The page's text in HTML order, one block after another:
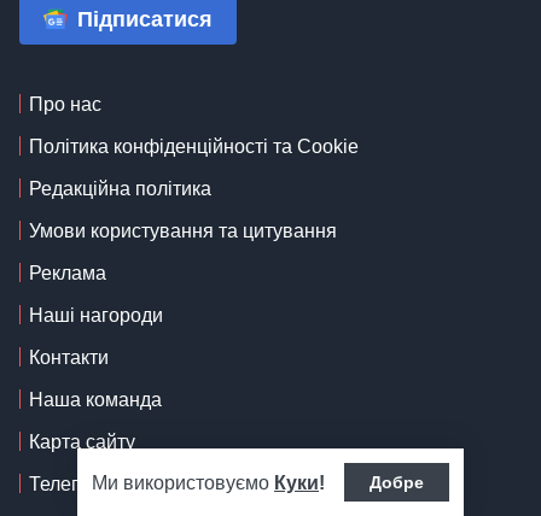
Ми використовуємо Куки! Добре
Підписатися
Про нас
Політика конфіденційності та Cookie
Редакційна політика
Умови користування та цитування
Реклама
Наші нагороди
Контакти
Наша команда
Карта сайту
Телеграф: Місія та Досягнення